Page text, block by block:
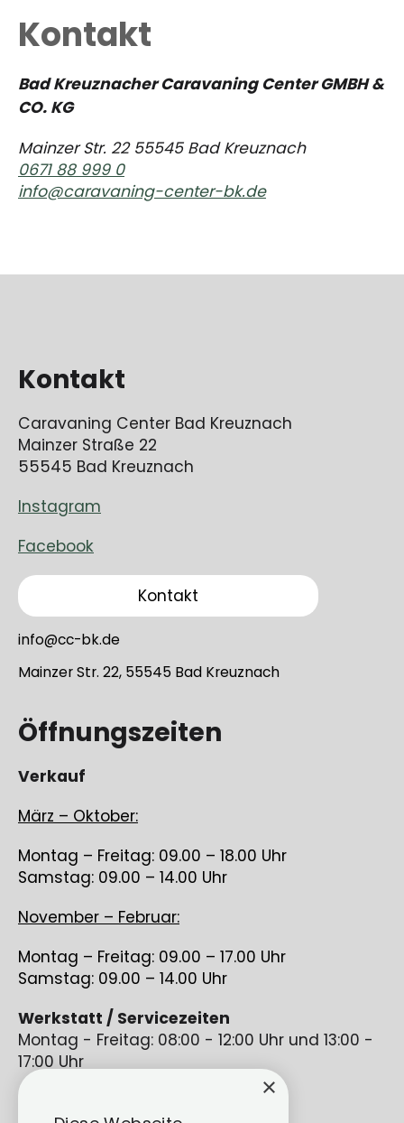
Kontakt
Bad Kreuznacher Caravaning Center GMBH &
CO. KG
Mainzer Str. 22 55545 Bad Kreuznach
0671 88 999 0
info@caravaning-center-bk.de
Kontakt
Caravaning Center Bad Kreuznach
Mainzer Straße 22
55545 Bad Kreuznach
Instagram
Facebook
Kontakt
info@cc-bk.de
Mainzer Str. 22, 55545 Bad Kreuznach
Öffnungszeiten
Verkauf
März – Oktober:
Montag – Freitag: 09.00 – 18.00 Uhr
Samstag: 09.00 – 14.00 Uhr
November – Februar:
Montag – Freitag: 09.00 – 17.00 Uhr
Samstag: 09.00 – 14.00 Uhr
Werkstatt / Servicezeiten
Montag - Freitag: 08:00 - 12:00 Uhr und 13:00 -
17:00 Uhr
×